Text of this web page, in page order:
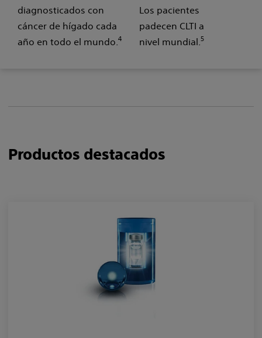
diagnosticados con
cáncer de hígado cada
año en todo el mundo.4
Los pacientes
padecen CLTI a
nivel mundial.5
Productos destacados